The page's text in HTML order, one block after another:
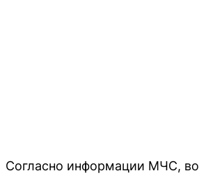
Согласно информации МЧС,